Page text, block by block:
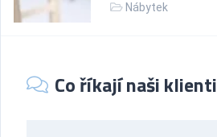
Nábytek
Co říkají naši klienti